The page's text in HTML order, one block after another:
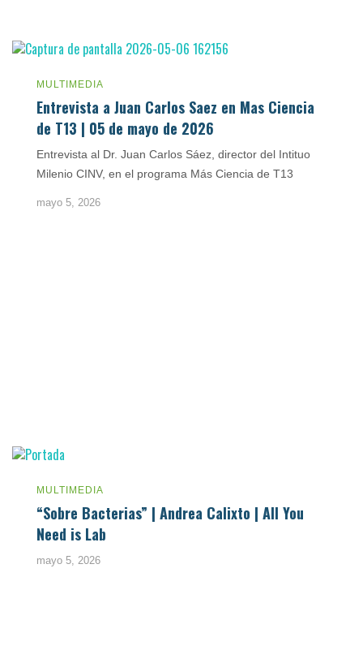
MULTIMEDIA
Entrevista a Juan Carlos Saez en Mas Ciencia
de T13 | 05 de mayo de 2026
Entrevista al Dr. Juan Carlos Sáez, director del Intituo
Milenio CINV, en el programa Más Ciencia de T13
mayo 5, 2026
MULTIMEDIA
“Sobre Bacterias” | Andrea Calixto | All You
Need is Lab
mayo 5, 2026